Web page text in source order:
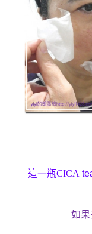
這一瓶CICA
如